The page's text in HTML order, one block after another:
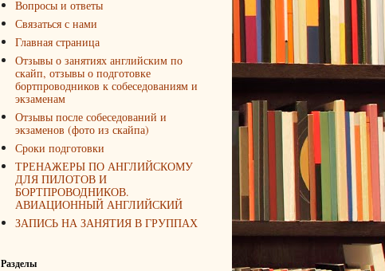
Вопросы и ответы
Связаться с нами
Главная страница
Отзывы о занятиях английским по
скайп, отзывы о подготовке
бортпроводников к собеседованиям и
экзаменам
Отзывы после собеседований и
экзаменов (фото из скайпа)
Сроки подготовки
ТРЕНАЖЕРЫ ПО АНГЛИЙСКОМУ
ДЛЯ ПИЛОТОВ И
БОРТПРОВОДНИКОВ.
АВИАЦИОННЫЙ АНГЛИЙСКИЙ
ЗАПИСЬ НА ЗАНЯТИЯ В ГРУППАХ
Разделы